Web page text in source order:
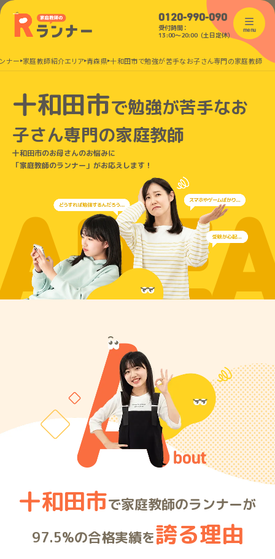
0120-990-090
受付時間：
13:00〜20:00（土日定休）
menu
ナー 家庭教師紹介エリア 青森県 十和田市で勉強が苦手なお子さん専門の家庭教師
十和田市で勉強が苦手なお
子さん専門の家庭教師
十和田市のお母さんのお悩みに
「家庭教師のランナー」がお応えします！
十和田市で家庭教師のランナーが
97.5%の合格実績を誇る理由